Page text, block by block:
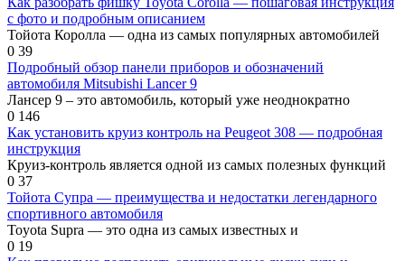
с фото и подробным описанием
Тойота Королла — одна из самых популярных автомобилей
0 39
Подробный обзор панели приборов и обозначений
автомобиля Mitsubishi Lancer 9
Лансер 9 – это автомобиль, который уже неоднократно
0 146
Как установить круиз контроль на Peugeot 308 — подробная
инструкция
Круиз-контроль является одной из самых полезных функций
0 37
Тойота Супра — преимущества и недостатки легендарного
спортивного автомобиля
Toyota Supra — это одна из самых известных и
0 19